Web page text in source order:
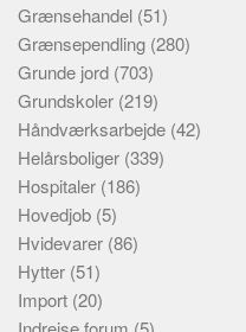
Grænsehandel (51)
Grænsependling (280)
Grunde jord (703)
Grundskoler (219)
Håndværksarbejde (42)
Helårsboliger (339)
Hospitaler (186)
Hovedjob (5)
Hvidevarer (86)
Hytter (51)
Import (20)